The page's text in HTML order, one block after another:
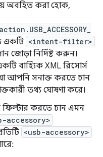
অবহিত করা হোক,
একটি <intent-filter>
জোড়া নির্দিষ্ট করুন।
বাহ্যিক XML রিসোর্স
আপনি সনাক্ত করতে চান
তথ্য ঘোষণা করে।
করতে চান এমন
accessory>
<usb-accessory>